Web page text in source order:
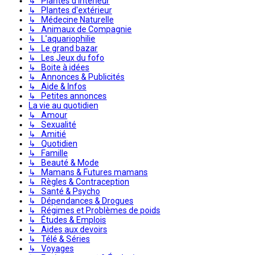
↳ Plantes d'extérieur
↳ Médecine Naturelle
↳ Animaux de Compagnie
↳ L'aquariophilie
↳ Le grand bazar
↳ Les Jeux du fofo
↳ Boite à idées
↳ Annonces & Publicités
↳ Aide & Infos
↳ Petites annonces
La vie au quotidien
↳ Amour
↳ Sexualité
↳ Amitié
↳ Quotidien
↳ Famille
↳ Beauté & Mode
↳ Mamans & Futures mamans
↳ Règles & Contraception
↳ Santé & Psycho
↳ Dépendances & Drogues
↳ Régimes et Problèmes de poids
↳ Études & Emplois
↳ Aides aux devoirs
↳ Télé & Séries
↳ Voyages